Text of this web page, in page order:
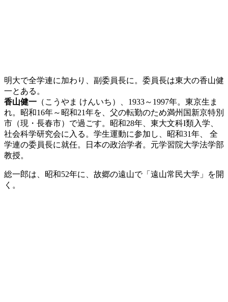
明大で全学連に加わり、副委員長に。委員長は東大の香山健
一とある。
香山健一 （こうやま けんいち）、1933～1997年。東京生ま
れ。昭和16年～昭和21年を、父の転勤のため満州国新京特別
市（現・長春市）で過ごす。昭和28年、東大文科I類入学、
社会科学研究会に入る。学生運動に参加し、昭和31年、 全
学連の委員長に就任。日本の政治学者。元学習院大学法学部
教授。
総一郎は、昭和52年に、故郷の遠山で「遠山常民大学」を開
く。